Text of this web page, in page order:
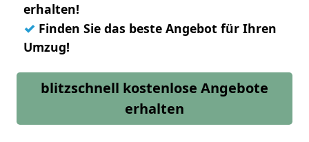
erhalten!
✓ Finden Sie das beste Angebot für Ihren
Umzug!
blitzschnell kostenlose Angebote
erhalten